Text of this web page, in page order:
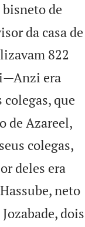
de
da casa de
822
era
colegas, que
de Azareel,
colegas,
deles era
neto
dois